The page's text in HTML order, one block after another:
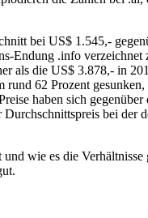
bei US$ 1.545,-
Endung .info
als die US$ 3.878,- in
62 Prozent
haben sich
bei der
wie es die